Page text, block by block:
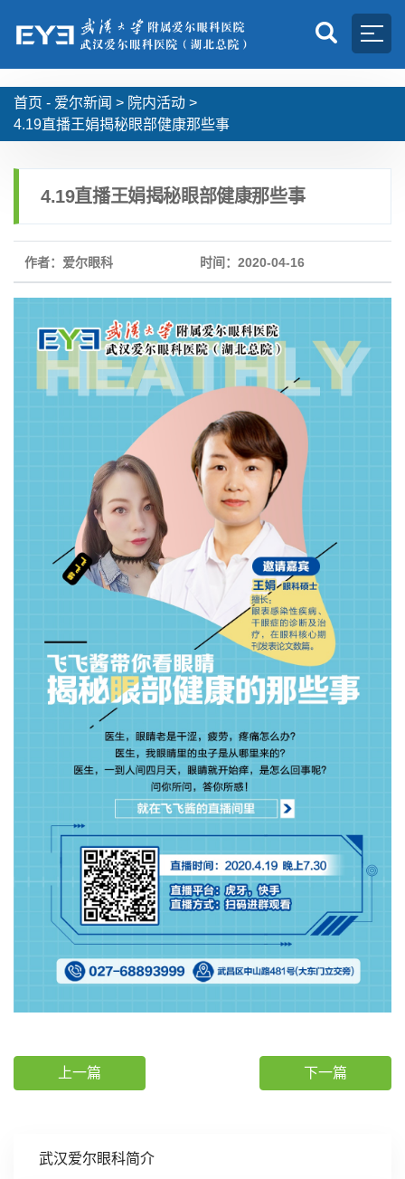
首页 - 爱尔新闻 > 院内活动 >
4.19直播王娟揭秘眼部健康那些事
武汉爱尔眼科简介
4.19直播王娟揭秘眼部健康那些事
作者：爱尔眼科 时间：2020-04-16
上一篇 下一篇